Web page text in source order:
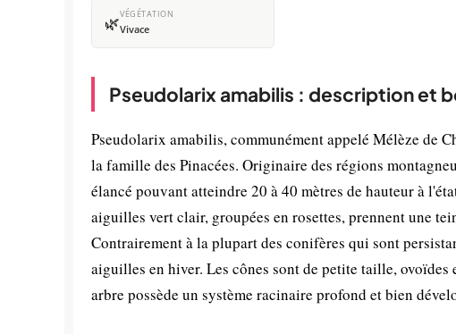
🌿VÉGÉTATION
Vivace
Pseudolarix amabilis : description et
Pseudolarix amabilis, communément appelé Mélèze de
la famille des Pinacées. Originaire des régions
élancé pouvant atteindre 20 à 40 mètres de hauteur à
aiguilles vert clair, groupées en rosettes, prennent une
Contrairement à la plupart des conifères qui sont
aiguilles en hiver. Les cônes sont de petite taille,
arbre possède un système racinaire profond et bien